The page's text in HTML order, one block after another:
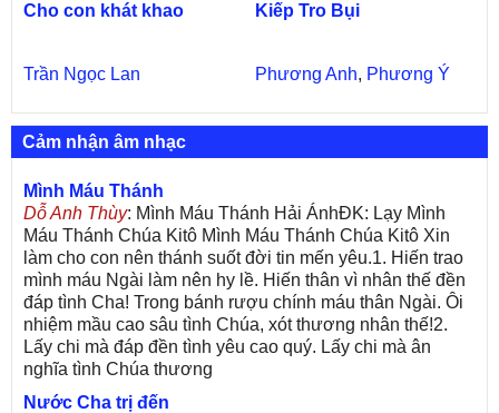
Cho con khát khao
Trần Ngọc Lan
Kiếp Tro Bụi
Phương Anh, Phương Ý
Cảm nhận âm nhạc
Mình Máu Thánh
Dỗ Anh Thùy: Mình Máu Thánh Hải ÁnhĐK: Lạy Mình
Máu Thánh Chúa Kitô Mình Máu Thánh Chúa Kitô Xin
làm cho con nên thánh suốt đời tin mến yêu.1. Hiến trao
mình máu Ngài làm nên hy lề. Hiến thân vì nhân thế đền
đáp tình Cha! Trong bánh rượu chính máu thân Ngài. Ôi
nhiệm mầu cao sâu tình Chúa, xót thương nhân thế!2.
Lấy chi mà đáp đền tình yêu cao quý. Lấy chi mà ân
nghĩa tình Chúa thương
Nước Cha trị đến